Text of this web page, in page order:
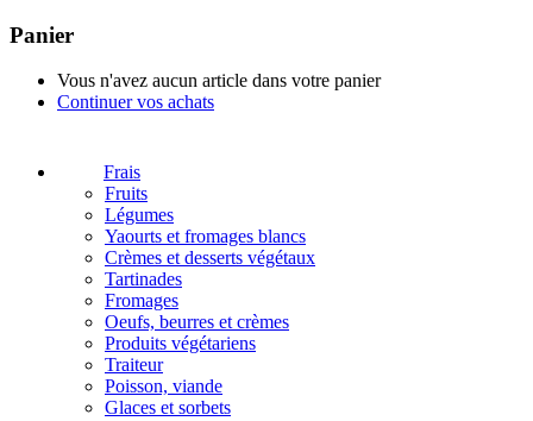
Panier
Vous n'avez aucun article dans votre panier
Continuer vos achats
Frais
Fruits
Légumes
Yaourts et fromages blancs
Crèmes et desserts végétaux
Tartinades
Fromages
Oeufs, beurres et crèmes
Produits végétariens
Traiteur
Poisson, viande
Glaces et sorbets